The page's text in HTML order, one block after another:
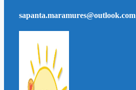
sapanta.maramures@outlook.com